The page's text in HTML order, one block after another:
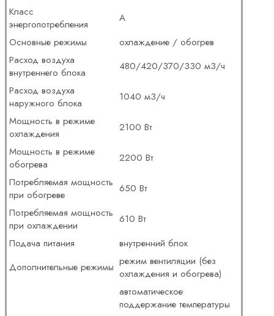
Класс
энергопотребления
A
Основные режимы
охлаждение / обогрев
Расход воздуха
внутреннего блока
480/420/370/330 м3/ч
Расход воздуха
наружного блока
1040 м3/ч
Мощность в режиме
охлаждения
2100 Вт
Мощность в режиме
обогрева
2200 Вт
Потребляемая мощность
при обогреве
650 Вт
Потребляемая мощность
при охлаждении
610 Вт
Подача питания
внутренний блок
Дополнительные режимы режим вентиляции (без
охлаждения и обогрева)
автоматическое
поддержание температуры